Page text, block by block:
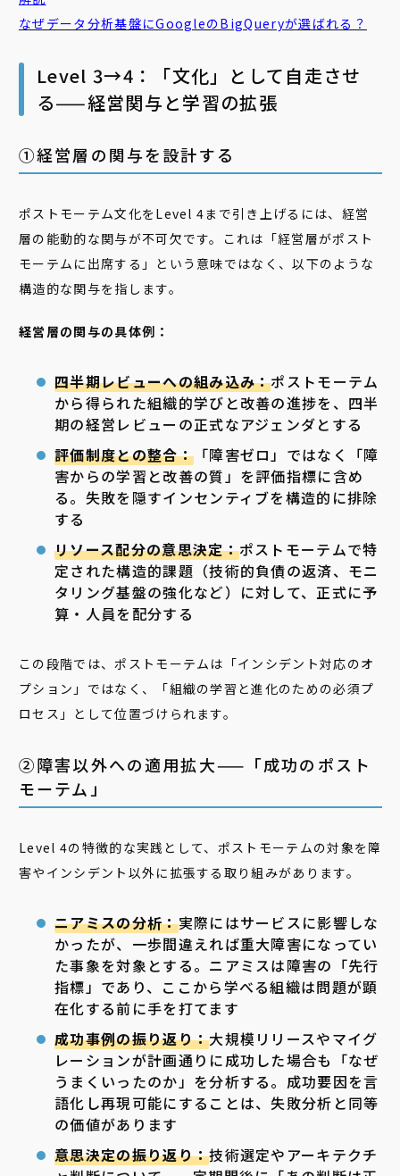
なぜデータ分析基盤にGoogleのBigQueryが選ばれる？
Level 3→4：「文化」として自走させ
る——経営関与と学習の拡張
➀経営層の関与を設計する
ポストモーテム文化をLevel 4まで引き上げるには、経営
層の能動的な関与が不可欠です。これは「経営層がポスト
モーテムに出席する」という意味ではなく、以下のような
構造的な関与を指します。
経営層の関与の具体例：
四半期レビューへの組み込み：ポストモーテム
から得られた組織的学びと改善の進捗を、四半
期の経営レビューの正式なアジェンダとする
評価制度との整合：「障害ゼロ」ではなく「障
害からの学習と改善の質」を評価指標に含め
る。失敗を隠すインセンティブを構造的に排除
する
リソース配分の意思決定：ポストモーテムで特
定された構造的課題（技術的負債の返済、モニ
タリング基盤の強化など）に対して、正式に予
算・人員を配分する
この段階では、ポストモーテムは「インシデント対応のオ
プション」ではなく、「組織の学習と進化のための必須プ
ロセス」として位置づけられます。
②障害以外への適用拡大——「成功のポスト
モーテム」
Level 4の特徴的な実践として、ポストモーテムの対象を障
害やインシデント以外に拡張する取り組みがあります。
ニアミスの分析：実際にはサービスに影響しな
かったが、一歩間違えれば重大障害になってい
た事象を対象とする。ニアミスは障害の「先行
指標」であり、ここから学べる組織は問題が顕
在化する前に手を打てます
成功事例の振り返り：大規模リリースやマイグ
レーションが計画通りに成功した場合も「なぜ
うまくいったのか」を分析する。成功要因を言
語化し再現可能にすることは、失敗分析と同等
の価値があります
意思決定の振り返り：技術選定やアーキテクチ